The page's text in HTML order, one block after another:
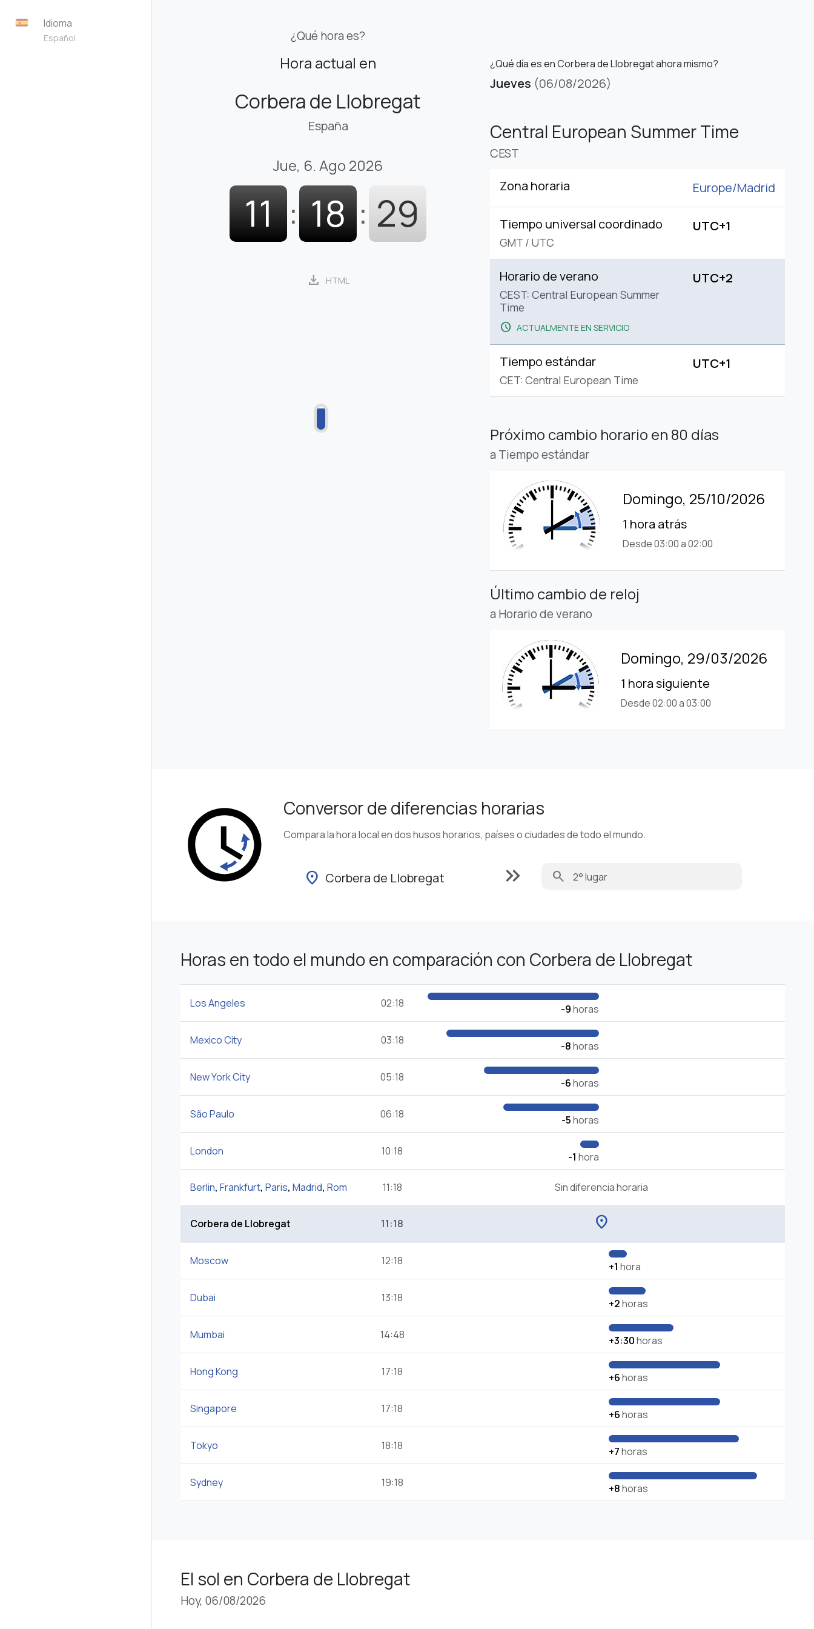
Idioma
Español ¿Qué hora es?
Hora actual en
Corbera de Llobregat
España
Jue, 6. Ago 2026
11 : 18 : 30
download HTML
¿Qué día es en Corbera de Llobregat ahora mismo?
Jueves (06/08/2026)
Central European Summer Time
CEST
Zona horaria Europe/Madrid
Tiempo universal coordinado
GMT / UTC
UTC+1
Horario de verano
CEST: Central European Summer
Time
schedule ACTUALMENTE EN SERVICIO
UTC+2
Tiempo estándar
CET: Central European Time
UTC+1
Próximo cambio horario en 80 días
a Tiempo estándar
Domingo, 25/10/2026
1 hora atrás
Desde 03:00 a 02:00
Último cambio de reloj
a Horario de verano
Domingo, 29/03/2026
1 hora siguiente
Desde 02:00 a 03:00
Conversor de diferencias horarias
Compara la hora local en dos husos horarios, países o ciudades de todo el mundo.
location_on Corbera de Llobregat keyboard_double_arrow_right search
Horas en todo el mundo en comparación con Corbera de Llobregat
Los Angeles 02:18 -9horas
Mexico City 03:18 -8horas
New York City 05:18 -6horas
São Paulo 06:18 -5horas
London 10:18 -1 hora
Berlin, Frankfurt, Paris, Madrid, Rom 11:18 Sin diferencia horaria
Corbera de Llobregat 11:18 location_on
Moscow 12:18 +1 hora
Dubai 13:18 +2horas
Mumbai 14:48 +3:30horas
Hong Kong 17:18 +6horas
Singapore 17:18 +6horas
Tokyo 18:18 +7horas
Sydney 19:18 +8horas
El sol en Corbera de Llobregat
Hoy, 06/08/2026